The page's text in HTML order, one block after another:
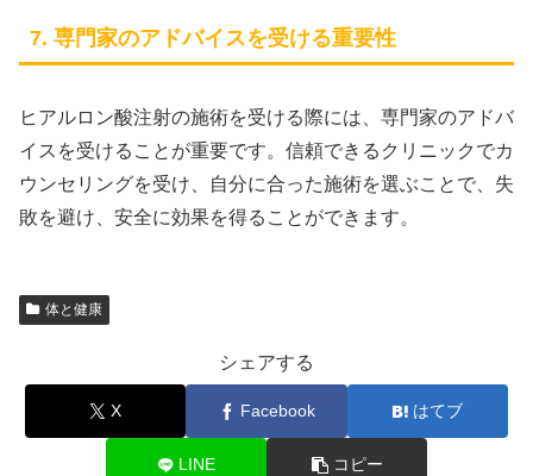
7. 専門家のアドバイスを受ける重要性
ヒアルロン酸注射の施術を受ける際には、専門家のアドバ
イスを受けることが重要です。信頼できるクリニックでカ
ウンセリングを受け、自分に合った施術を選ぶことで、失
敗を避け、安全に効果を得ることができます。
体と健康
シェアする
X Facebook はてブ
LINE コピー